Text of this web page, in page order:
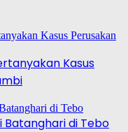
Kasus
Batanghari di Tebo